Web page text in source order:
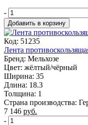
-
Добавить в корзину
Код: 51235
Лента
Бренд: Мельхозе
Цвет: жёлтый/чёрный
Ширина: 35
Длина: 18.3
Толщина: 1
Страна производства:
7 146 руб.
-